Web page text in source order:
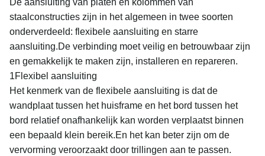
staalconstructies zijn in het algemeen in twee soorten
onderverdeeld: flexibele aansluiting en starre
aansluiting.De verbinding moet veilig en betrouwbaar zijn
en gemakkelijk te maken zijn, installeren en repareren.
1Flexibel aansluiting
Het kenmerk van de flexibele aansluiting is dat de
wandplaat tussen het huisframe en het bord tussen het
bord relatief onafhankelijk kan worden verplaatst binnen
een bepaald klein bereik.En het kan beter zijn om de
vervorming veroorzaakt door trillingen aan te passen.